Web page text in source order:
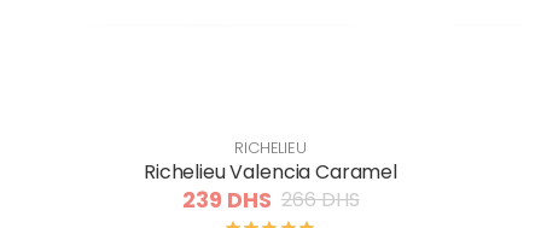
RICHELIEU
Richelieu Valencia Caramel
239 DHS 266 DHS